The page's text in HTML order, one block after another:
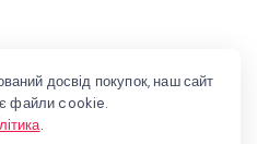
досвід покупок, наш сайт
файли cookie.
.